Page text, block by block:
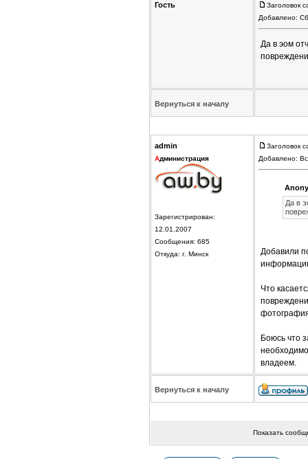
Гость
Заголовок
Добавлено:
Да в эом
Вернуться к началу
admin
Администрация
Зарегистрирован:
12.01.2007
Сообщения: 685
Откуда: г. Минск
Заголовок
Добавлено:
Да в
Добавили
Что
Боюсь что
владеем.
Вернуться к началу
Показать